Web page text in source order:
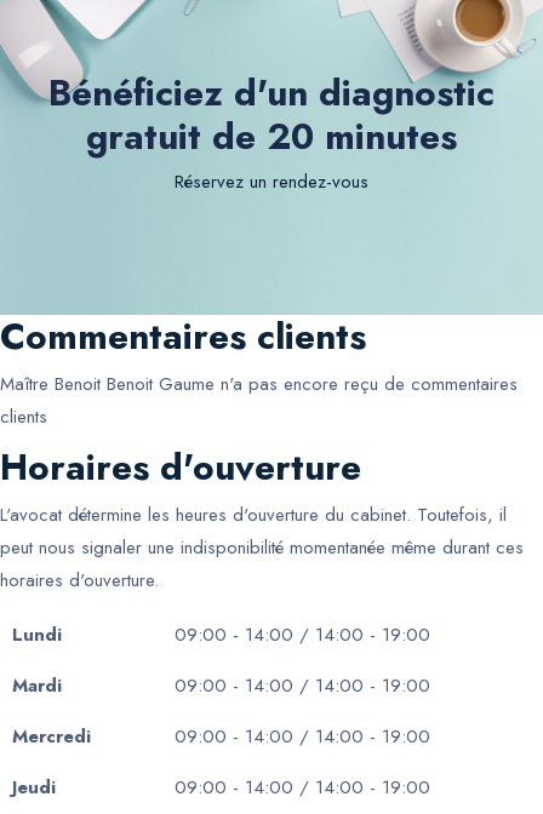
Bénéficiez d'un diagnostic
gratuit de 20 minutes
Réservez un rendez-vous
Commentaires clients
Maître Benoit Benoit Gaume n'a pas encore reçu de commentaires
clients
Horaires d'ouverture
L'avocat détermine les heures d'ouverture du cabinet. Toutefois, il
peut nous signaler une indisponibilité momentanée même durant ces
horaires d'ouverture.
Lundi
09:00 - 14:00 / 14:00 - 19:00
Mardi
09:00 - 14:00 / 14:00 - 19:00
Mercredi
09:00 - 14:00 / 14:00 - 19:00
Jeudi
09:00 - 14:00 / 14:00 - 19:00